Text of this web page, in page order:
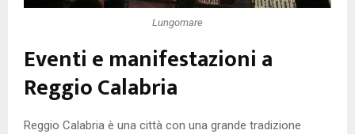
Lungomare
Eventi e manifestazioni a
Reggio Calabria
Reggio Calabria è una città con una grande tradizione